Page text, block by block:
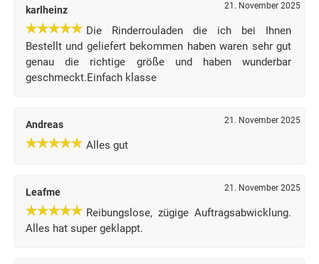
karlheinz 21. November 2025
Die Rinderrouladen die ich bei Ihnen
Bestellt und geliefert bekommen haben waren sehr gut
genau die richtige größe und haben wunderbar
geschmeckt.Einfach klasse
Andreas 21. November 2025
Alles gut
Leafme 21. November 2025
Reibungslose, zügige Auftragsabwicklung.
Alles hat super geklappt.